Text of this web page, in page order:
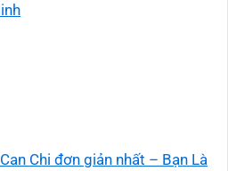
Chi đơn giản nhất – Bạn Là